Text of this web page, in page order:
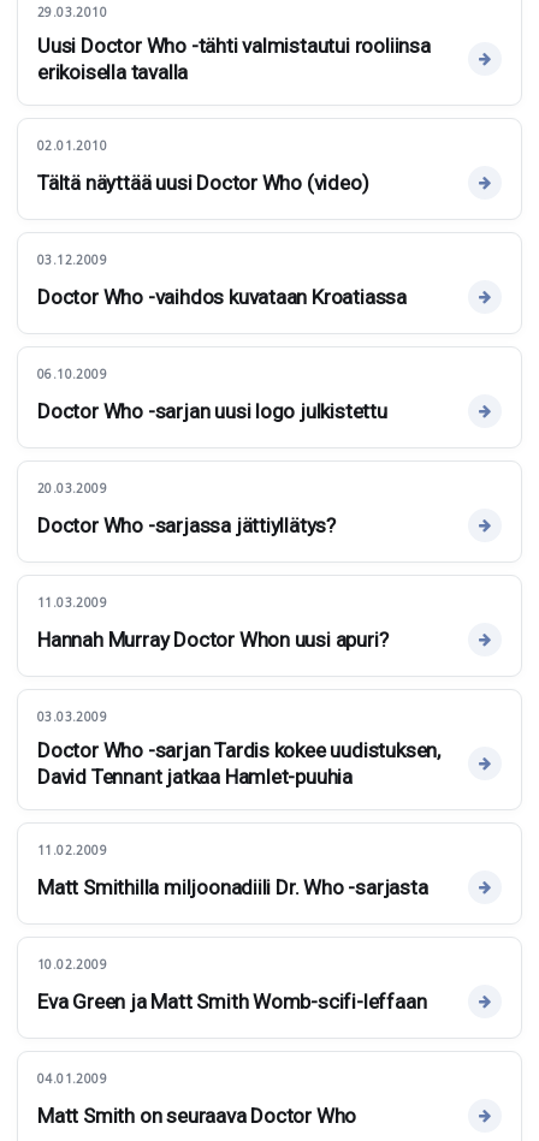
29.03.2010
Uusi Doctor Who -tähti valmistautui rooliinsa
erikoisella tavalla
02.01.2010
Tältä näyttää uusi Doctor Who (video)
03.12.2009
Doctor Who -vaihdos kuvataan Kroatiassa
06.10.2009
Doctor Who -sarjan uusi logo julkistettu
20.03.2009
Doctor Who -sarjassa jättiyllätys?
11.03.2009
Hannah Murray Doctor Whon uusi apuri?
03.03.2009
Doctor Who -sarjan Tardis kokee uudistuksen,
David Tennant jatkaa Hamlet-puuhia
11.02.2009
Matt Smithilla miljoonadiili Dr. Who -sarjasta
10.02.2009
Eva Green ja Matt Smith Womb-scifi-leffaan
04.01.2009
Matt Smith on seuraava Doctor Who